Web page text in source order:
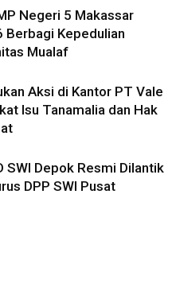
Negeri 5 Makassar
Berbagi Kepedulian
Mualaf
Aksi di Kantor PT Vale
Isu Tanamalia dan Hak
SWI Depok Resmi Dilantik
DPP SWI Pusat